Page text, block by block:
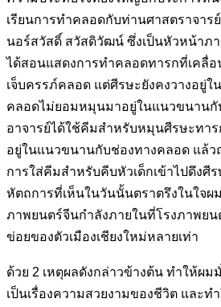
เรียนการทำคลอดกับท่านศาสตราจาร
นอร์สวัสดิ์ สวัสดิวัฒน์ ซึ่งเป็นหัวหน้าภ
ได้สอนแสดงการทำคลอดทารกที่เคลื่อ
เจ็บครรภ์คลอด แต่ศีรษะยังคงวางอยู่ใน
คลอดไม่ยอมหมุนมาอยู่ในแนวขนานกั
อาจารย์ได้ใช้คีมสำหรับหมุนศีรษะทา
อยู่ในแนวขนานกับช่องทางคลอด แล้
การใส่คีมสำหรับคีบหัวเด็กเข้าไปดึงศี
หัตถการที่เห็นในวันนั้นตราตรึงในใจ
ภาพยนตร์จีนกำลังภายในที่โรงภาพยน
ข่อยของตัวเมืองเชียงใหม่หลายเท่า
ด้วย 2 เหตุผลดังกล่าวข้างต้น ทำให้ผม
เป็นเรื่องความสวยงามของชีวิต และท